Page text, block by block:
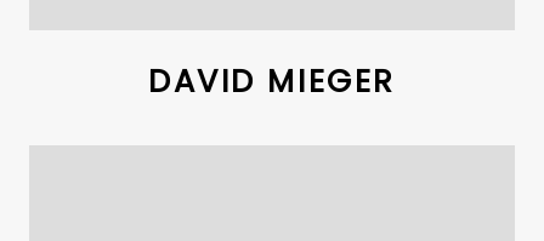
DAVID MIEGER